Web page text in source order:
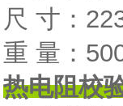
尺 寸：
重 量：
热电阻校